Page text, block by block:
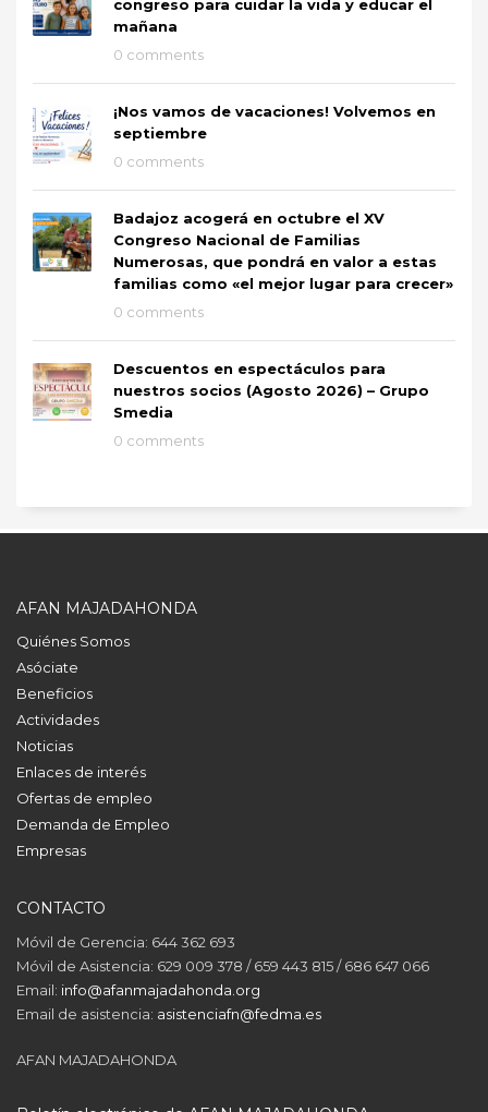
congreso para cuidar la vida y educar el
mañana
0 comments
¡Nos vamos de vacaciones! Volvemos en
septiembre
0 comments
Badajoz acogerá en octubre el XV
Congreso Nacional de Familias
Numerosas, que pondrá en valor a estas
familias como «el mejor lugar para crecer»
0 comments
Descuentos en espectáculos para
nuestros socios (Agosto 2026) – Grupo
Smedia
0 comments
AFAN MAJADAHONDA
Quiénes Somos
Asóciate
Beneficios
Actividades
Noticias
Enlaces de interés
Ofertas de empleo
Demanda de Empleo
Empresas
CONTACTO
Móvil de Gerencia: 644 362 693
Móvil de Asistencia: 629 009 378 / 659 443 815 / 686 647 066
Email: info@afanmajadahonda.org
Email de asistencia: asistenciafn@fedma.es
AFAN MAJADAHONDA